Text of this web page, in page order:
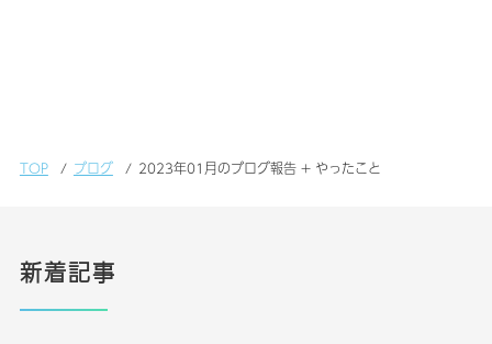
TOP ブログ 2023年01月のブログ報告 + やったこと
新着記事